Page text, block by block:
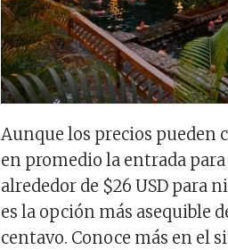
Aunque los precios pueden
en promedio la entrada
alrededor de $26 USD para
es la opción más asequible
centavo. Conoce más en el